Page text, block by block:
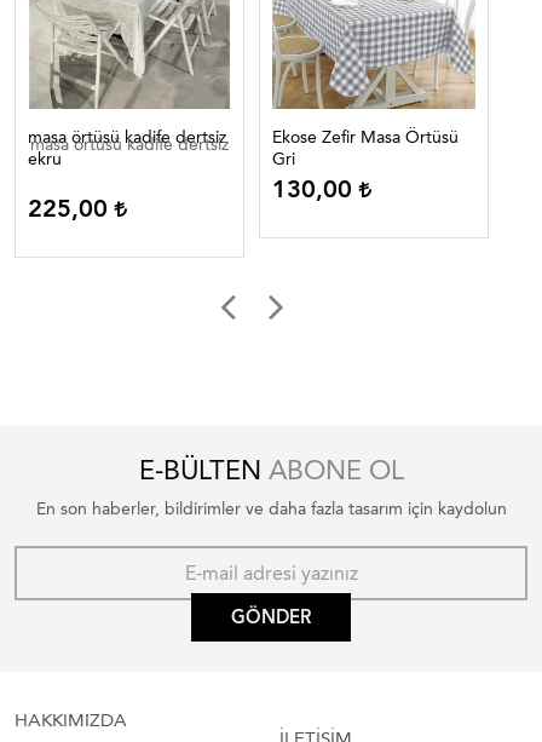
masa örtüsü kadife dertsiz
ekru
masa örtüsü kadife dertsiz
225,00
Ekose Zefir Masa Örtüsü
Gri
130,00
E-BÜLTEN ABONE OL
En son haberler, bildirimler ve daha fazla tasarım için kaydolun
GÖNDER
HAKKIMIZDA